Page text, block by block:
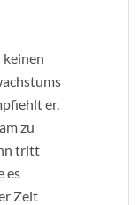
keinen
er,
zu
tritt
es
Zeit